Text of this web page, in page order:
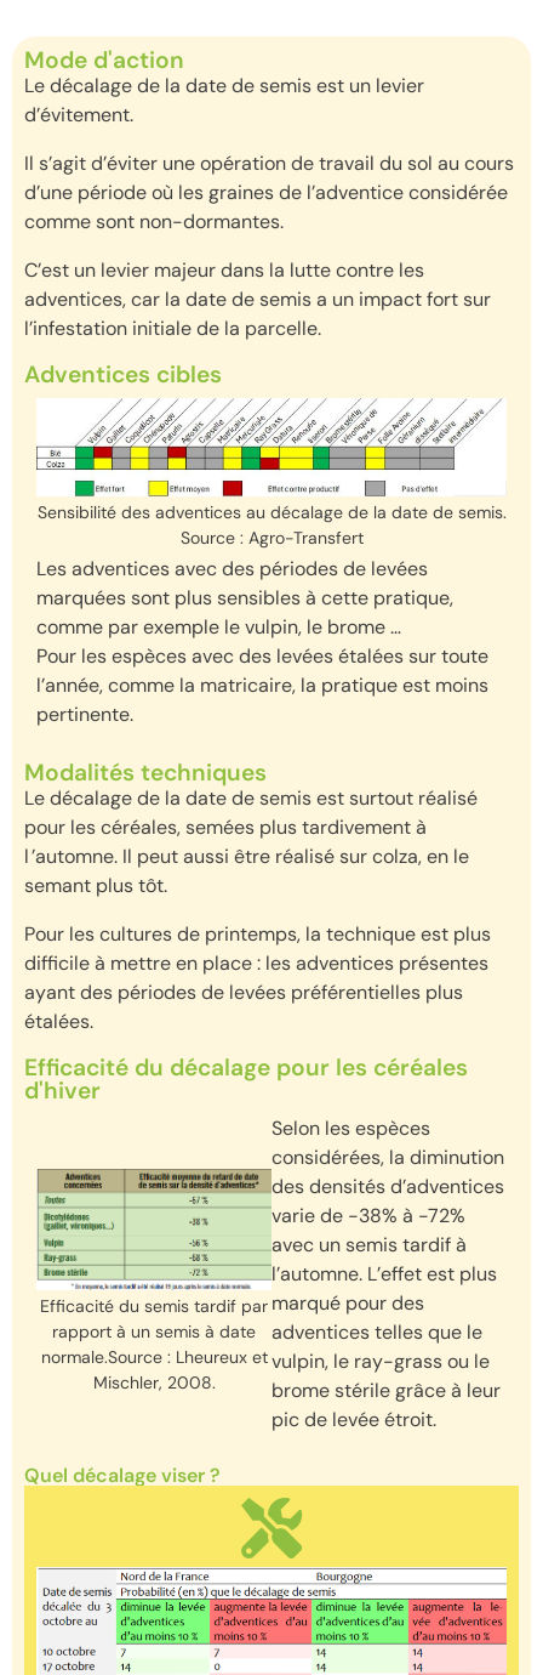
Mode d'action
Ledécalage de la date de semis est un levier
d’évitement.
Il s’agitd’éviter une opération de travail du sol au cours
d’une périodeoù les graines de l’adventice considérée
commesont non-dormantes.
C’est un levier majeur dans la lutte contre les
adventices, car la date desemis a un impact fortsur
l’infestation initiale de la parcelle.
Adventices cibles
Sensibilité des adventices au décalage de la date de semis.
Source : Agro-Transfert
Les adventices avec des périodes de levées
marquées sont plus sensibles à cette pratique,
comme par exemple le vulpin, le brome …
Pour les espèces avec des levées étalées sur toute
l’année, comme la matricaire, la pratique est moins
pertinente.
Modalités techniques
Le décalage de la date de semis est surtout réalisé
pour les céréales, semées plus tardivementà
l ’automne. Il peut aussi être réalisé sur colza, en le
semant plus tôt.
Pour les cultures de printemps, la technique est plus
difficile à mettre en place : les adventices présentes
ayant des périodes de levées préférentielles plus
étalées.
Efficacité du décalage pour les céréales
d'hiver
Selon les espèces
considérées, la diminution
des densités d’adventices
varie de -38% à -72%
avec un semis tardif à
l’automne. L’effet est plus
marqué pour des
adventices telles que le
vulpin, le ray-grass ou le
brome stérile grâce à leur
pic de levée étroit.
Efficacité du semis tardif par
rapport à un semis à date
normale.Source : Lheureux et
Mischler, 2008.
Quel décalage viser ?